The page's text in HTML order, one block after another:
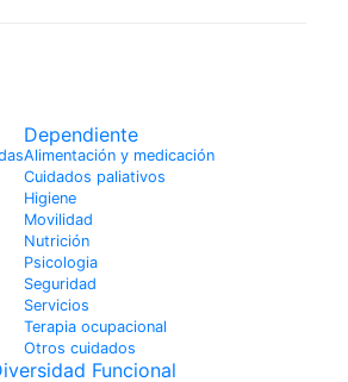
Dependiente
Alimentación y medicación
Cuidados paliativos
Higiene
Movilidad
Nutrición
Psicologia
Seguridad
Servicios
Terapia ocupacional
Otros cuidados
Funcional